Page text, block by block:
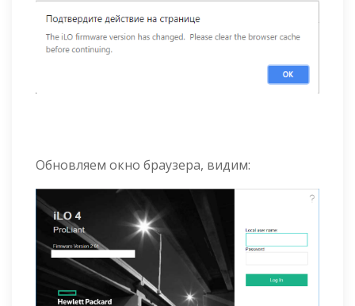
Обновляем окно браузера, видим: